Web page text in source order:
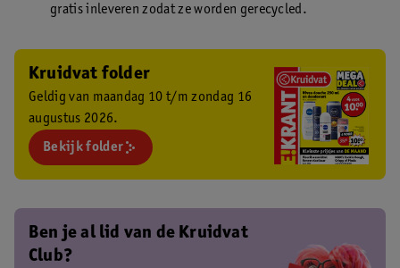
gratis inleveren zodat ze worden gerecycled.
Kruidvat folder
Geldig van maandag 10 t/m zondag 16
augustus 2026.
Bekijk folder
Ben je al lid van de Kruidvat
Club?